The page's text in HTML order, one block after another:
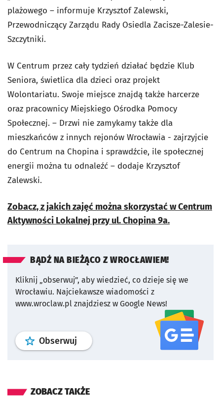
plażowego – informuje Krzysztof Zalewski,
Przewodniczący Zarządu Rady Osiedla Zacisze-Zalesie-
Szczytniki.
W Centrum przez cały tydzień działać będzie Klub
Seniora, świetlica dla dzieci oraz projekt
Wolontariatu. Swoje miejsce znajdą także harcerze
oraz pracownicy Miejskiego Ośrodka Pomocy
Społecznej. – Drzwi nie zamykamy także dla
mieszkańców z innych rejonów Wrocławia - zajrzyjcie
do Centrum na Chopina i sprawdźcie, ile społecznej
energii można tu odnaleźć – dodaje Krzysztof
Zalewski.
Zobacz, z jakich zajęć można skorzystać w Centrum
Aktywności Lokalnej przy ul. Chopina 9a.
BĄDŹ NA BIEŻĄCO Z WROCŁAWIEM!
Kliknij „obserwuj”, aby wiedzieć, co dzieje się we
Wrocławiu. Najciekawsze wiadomości z
www.wroclaw.pl znajdziesz w Google News!
Obserwuj profil serwisu
ZOBACZ TAKŻE